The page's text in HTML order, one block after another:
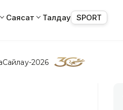
Саясат Талдау SPORT
Сайлау-2026